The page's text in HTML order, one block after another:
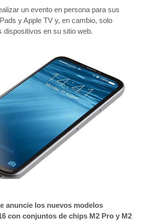
un evento en persona para sus
y Apple TV y, en cambio, solo
dispositivos en su sitio web.
anuncie los nuevos modelos
con conjuntos de chips M2 Pro y M2